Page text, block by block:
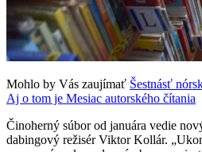
Mohlo by Vás zaujímať Šestnásť
Aj o tom je Mesiac autorského čítania
Činoherný súbor od januára vedie
dabingový režisér Viktor Kollár.